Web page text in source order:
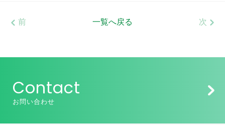
前 一覧へ戻る 次
Contact
お問い合わせ